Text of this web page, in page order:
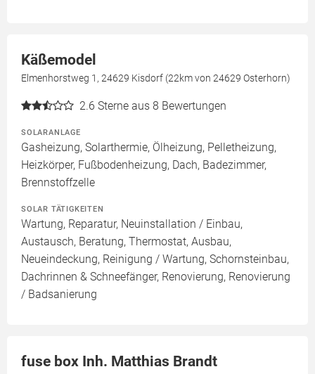
Käßemodel
Elmenhorstweg 1, 24629 Kisdorf (22km von 24629 Osterhorn)
2.6 Sterne aus 8 Bewertungen
SOLARANLAGE
Gasheizung, Solarthermie, Ölheizung, Pelletheizung,
Heizkörper, Fußbodenheizung, Dach, Badezimmer,
Brennstoffzelle
SOLAR TÄTIGKEITEN
Wartung, Reparatur, Neuinstallation / Einbau,
Austausch, Beratung, Thermostat, Ausbau,
Neueindeckung, Reinigung / Wartung, Schornsteinbau,
Dachrinnen & Schneefänger, Renovierung, Renovierung
/ Badsanierung
fuse box Inh. Matthias Brandt